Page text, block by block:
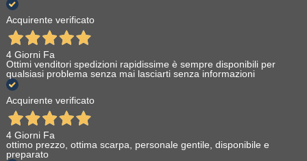
Acquirente verificato
4 Giorni Fa
Ottimi venditori spedizioni rapidissime è sempre disponibili per
qualsiasi problema senza mai lasciarti senza informazioni
Acquirente verificato
4 Giorni Fa
ottimo prezzo, ottima scarpa, personale gentile, disponibile e
preparato